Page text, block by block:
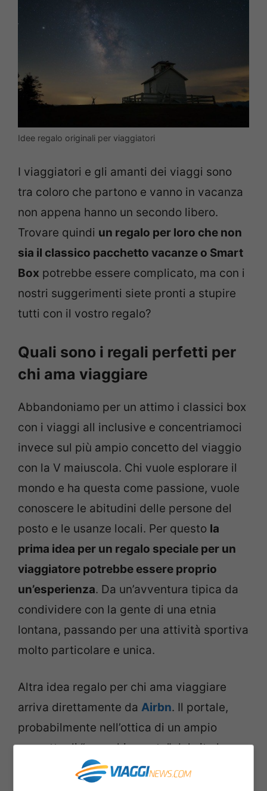
Idee regalo originali per viaggiatori
I viaggiatori e gli amanti dei viaggi sono
tra coloro che partono e vanno in vacanza
non appena hanno un secondo libero.
Trovare quindi un regalo per loro che non
sia il classico pacchetto vacanze o Smart
Box potrebbe essere complicato, ma con i
nostri suggerimenti siete pronti a stupire
tutti con il vostro regalo?
Quali sono i regali perfetti per
chi ama viaggiare
Abbandoniamo per un attimo i classici box
con i viaggi all inclusive e concentriamoci
invece sul più ampio concetto del viaggio
con la V maiuscola. Chi vuole esplorare il
mondo e ha questa come passione, vuole
conoscere le abitudini delle persone del
posto e le usanze locali. Per questo la
prima idea per un regalo speciale per un
viaggiatore potrebbe essere proprio
un’esperienza. Da un’avventura tipica da
condividere con la gente di una etnia
lontana, passando per una attività sportiva
molto particolare e unica.
Altra idea regalo per chi ama viaggiare
arriva direttamente da Airbn. Il portale,
probabilmente nell’ottica di un ampio
progetto di “svecchiamento” del sito ha
deciso di suddividere le sue case in affitto